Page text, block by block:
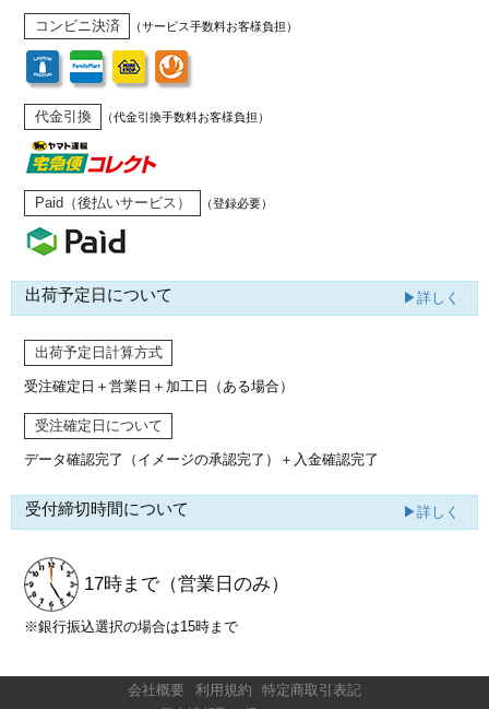
コンビニ決済 （サービス手数料お客様負担）
代金引換 （代金引換手数料お客様負担）
Paid（後払いサービス） （登録必要）
出荷予定日について ▶詳しく
出荷予定日計算方式
受注確定日＋営業日＋加工日（ある場合）
受注確定日について
データ確認完了（イメージの承認完了） ＋入金確認完了
受付締切時間について ▶詳しく
17時まで （営業日のみ）
※銀行振込選択の場合は15時まで
会社概要 利用規約
特定商取引表記